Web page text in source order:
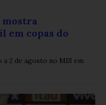
em copas do
2 de agosto no MIS em